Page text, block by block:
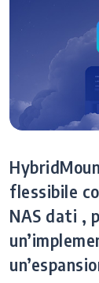
flessibile
NAS dati ,